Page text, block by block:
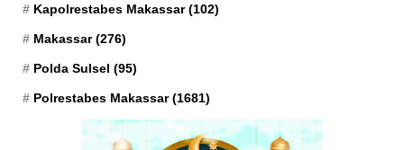
Kapolrestabes Makassar(102)
Makassar(276)
Polda Sulsel (95)
Polrestabes Makassar(1681)